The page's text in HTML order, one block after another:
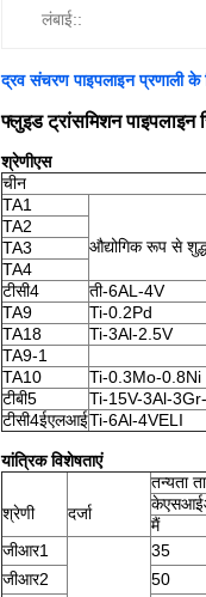
लंबाई::
द्रव संचरण पाइपलाइन प्रणाली
फ्लुइड ट्रांसमिशन
श्रेणीएस
चीन
TA1
औद्योगिक रूप से
TA2
TA3
TA4
टीसी4
ती-6AL-4V
TA9
Ti-0.2Pd
TA18
Ti-3Al-2.5V
TA9-1
TA10
Ti-0.3Mo-0.8Ni
टीबी5
Ti-15V-3Al-
टीसी4ईएलआईTi-6Al-4VELI
यांत्रिक विशेषताएं
श्रेणी दर्जा
तन्यता
मैं
जीआर1
35
जीआर2
50